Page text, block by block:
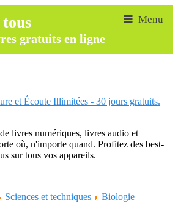
gratuits en ligne
et Écoute Illimitées - 30 jours gratuits.
livres numériques, livres audio et
où, n'importe quand. Profitez des best-
sur tous vos appareils.
Sciences et techniques
Biologie